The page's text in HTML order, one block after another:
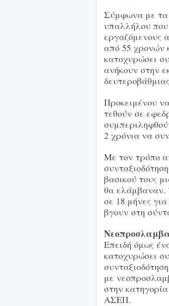
Σύμφωνα με τα
υπαλλήλου που
εργαζόμενους
από 55 χρονών
κατοχυρώσει
ανήκουν στην
Προκειμένου
τεθούν σε
2 χρόνια να
Με τον τρόπο
βασικού τους
θα ελάμβαναν.
σε 18 μήνες
βγουν στη
Επειδή όμως
κατοχυρώσει
με
στην
ΑΣΕΠ.